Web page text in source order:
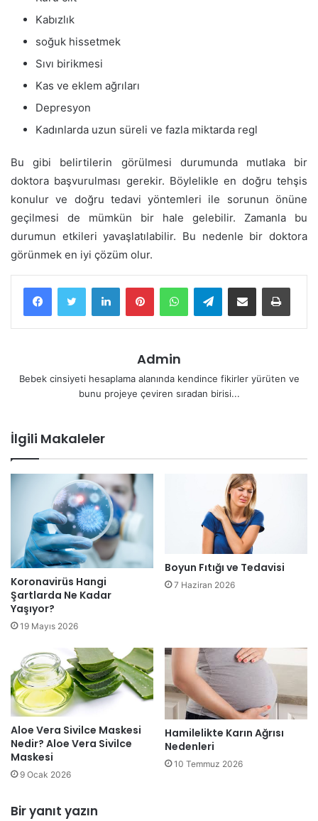
Kabızlık
soğuk hissetmek
Sıvı birikmesi
Kas ve eklem ağrıları
Depresyon
Kadınlarda uzun süreli ve fazla miktarda regl
Bu gibi belirtilerin görülmesi durumunda mutlaka bir
doktora başvurulması gerekir. Böylelikle en doğru tehşis
konulur ve doğru tedavi yöntemleri ile sorunun önüne
geçilmesi de mümkün bir hale gelebilir. Zamanla bu
durumun etkileri yavaşlatılabilir. Bu nedenle bir doktora
görünmek en iyi çözüm olur.
LinkedInPinterestWhatsAppTelegramE-Posta ile paylaş Yazdır
Admin
Bebek cinsiyeti hesaplama alanında kendince fikirler yürüten ve
bunu projeye çeviren sıradan birisi...
İlgili Makaleler
Koronavirüs Hangi
Şartlarda Ne Kadar
Yaşıyor?
19 Mayıs 2026
Boyun Fıtığı ve Tedavisi
7 Haziran 2026
Aloe Vera Sivilce Maskesi
Nedir? Aloe Vera Sivilce
Maskesi
9 Ocak 2026
Hamilelikte Karın Ağrısı
Nedenleri
10 Temmuz 2026
Bir yanıt yazın